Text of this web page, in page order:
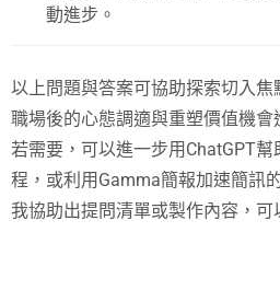
動進步。
以上問題與答案可協助探索切入
職場後的心態調適與重塑價值機會
若需要，可以進一步用ChatGPT
程，或利用Gamma簡報加速簡訊
我協助出提問清單或製作內容，可